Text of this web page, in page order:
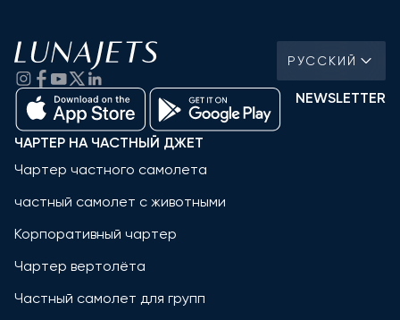
РУССКИЙ
NEWSLETTER
ЧАРТЕР НА ЧАСТНЫЙ ДЖЕТ
Чартер частного самолета
частный самолет с животными
Корпоративный чартер
Чартер вертолёта
Частный самолет для групп